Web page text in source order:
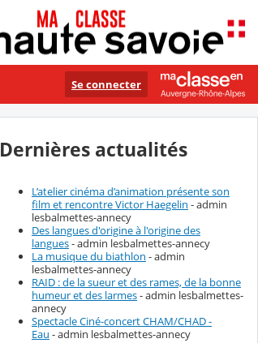
Se connecter
Dernières actualités
L’atelier cinéma d’animation présente son
film et rencontre Victor Haegelin - admin
lesbalmettes-annecy
Des langues d'origine à l'origine des
langues- admin lesbalmettes-annecy
La musique du biathlon - admin
lesbalmettes-annecy
RAID : de la sueur et des rames, de la bonne
humeur et des larmes- admin lesbalmettes-
annecy
Spectacle Ciné-concert CHAM/CHAD -
Eau - admin lesbalmettes-annecy